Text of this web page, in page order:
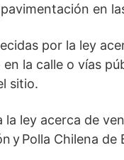
en
por la ley
la calle o vías
sitio.
ley acerca de
y Polla Chilena de